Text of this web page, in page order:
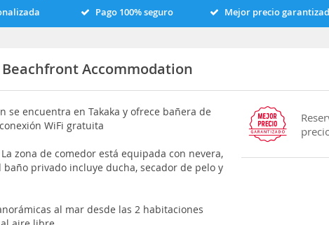
Pago 100% seguro Mejor precio
Accommodation
se encuentra en Takaka y ofrece bañera de
WiFi gratuita
zona de comedor está equipada con nevera,
privado incluye ducha, secador de pelo y
al mar desde las 2 habitaciones